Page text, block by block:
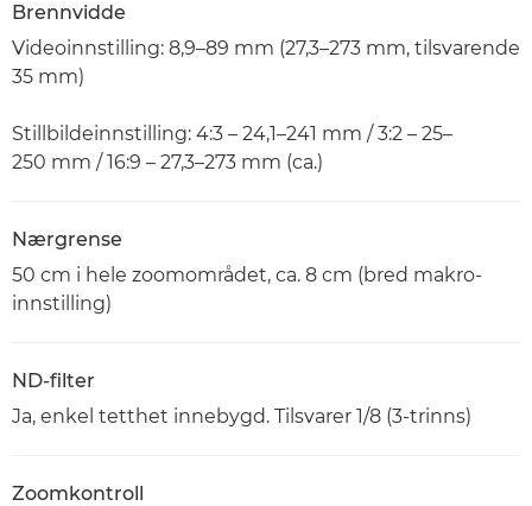
Brennvidde
Videoinnstilling: 8,9–89 mm (27,3–273 mm, tilsvarende
35 mm)
Stillbildeinnstilling: 4:3 – 24,1–241 mm / 3:2 – 25–
250 mm / 16:9 – 27,3–273 mm (ca.)
Nærgrense
50 cm i hele zoomområdet, ca. 8 cm (bred makro-
innstilling)
ND-filter
Ja, enkel tetthet innebygd. Tilsvarer 1/8 (3-trinns)
Zoomkontroll